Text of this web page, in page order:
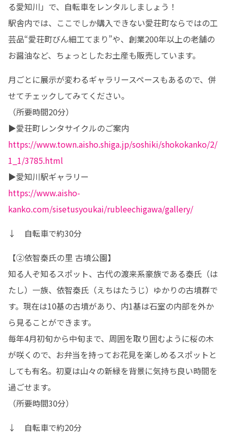
る愛知川」で、自転車をレンタルしましょう！
駅舎内では、ここでしか購入できない愛荘町ならではの工
芸品“愛荘町びん細工てまり”や、創業200年以上の老舗の
お醤油など、ちょっとしたお土産も販売しています。
月ごとに展示が変わるギャラリースペースもあるので、併
せてチェックしてみてください。
（所要時間20分）
https://www.town.aisho.shiga.jp/soshiki/shokokanko/2/
1_1/3785.html
https://www.aisho-
kanko.com/sisetusyoukai/rubleechigawa/gallery/
↓　自転車で約30分
【②依智秦氏の里 古墳公園】
知る人ぞ知るスポット、古代の渡来系豪族である秦氏（は
たし）一族、依智秦氏（えちはたうじ）ゆかりの古墳群で
す。現在は10基の古墳があり、内1基は石室の内部を外か
ら見ることができます。
毎年4月初旬から中旬まで、周囲を取り囲むように桜の木
が咲くので、お弁当を持ってお花見を楽しめるスポットと
しても有名。初夏は山々の新緑を背景に気持ち良い時間を
過ごせます。
（所要時間30分）
↓　自転車で約20分